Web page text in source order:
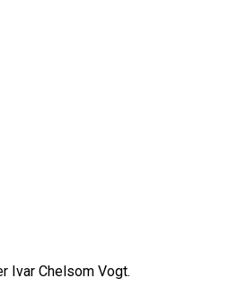
Ivar Chelsom Vogt.